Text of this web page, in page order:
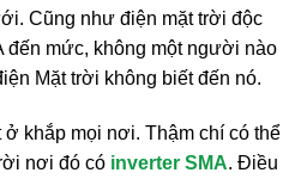
Cũng như điện mặt trời độc
đến mức, không một người nào
Mặt trời không biết đến nó.
ở khắp mọi nơi. Thậm chí có thể
nơi đó có inverter SMA. Điều